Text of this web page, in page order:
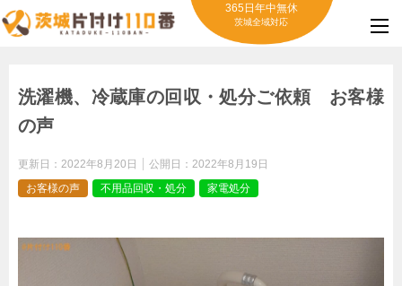
365日年中無休
茨城全域対応
洗濯機、冷蔵庫の回収・処分ご依頼 お客様
の声
更新日： 2022年8月20日 公開日： 2022年8月19日
お客様の声
不用品回収・処分 家電処分